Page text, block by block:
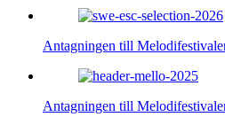
Antagningen till
Antagningen till